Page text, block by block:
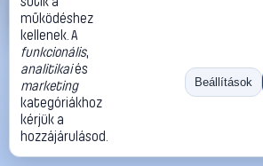
Kosárba
«
Méret:
Rendezés:
©2026
ThermoScope
Cégbemutató
működéshez
kellenek. A
funkcionális,
analitikaiés
marketing
kategóriákhoz
kérjük a
hozzájárulásod.
Beállítások